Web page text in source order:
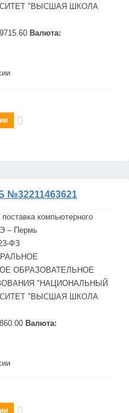
"ВЫСШАЯ ШКОЛА
Валюта:
поставка компьютерного
– Пермь
ФЗ
ОБРАЗОВАТЕЛЬНОЕ
"НАЦИОНАЛЬНЫЙ
"ВЫСШАЯ ШКОЛА
Валюта: